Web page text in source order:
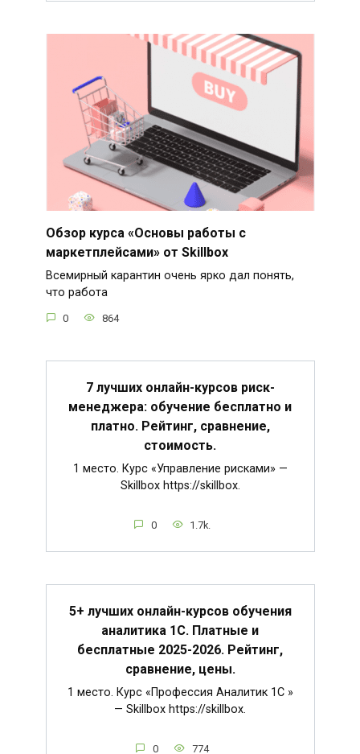
Обзор курса «Основы работы с
маркетплейсами» от Skillbox
Всемирный карантин очень ярко дал понять,
что работа
0 864
7 лучших онлайн-курсов риск-
менеджера: обучение бесплатно и
платно. Рейтинг, сравнение,
стоимость.
1 место. Курс «Управление рисками» —
Skillbox https://skillbox.
0 1.7k.
5+ лучших онлайн-курсов обучения
аналитика 1С. Платные и
бесплатные 2025-2026. Рейтинг,
сравнение, цены.
1 место. Курс «Профессия Аналитик 1C »
— Skillbox https://skillbox.
0 774